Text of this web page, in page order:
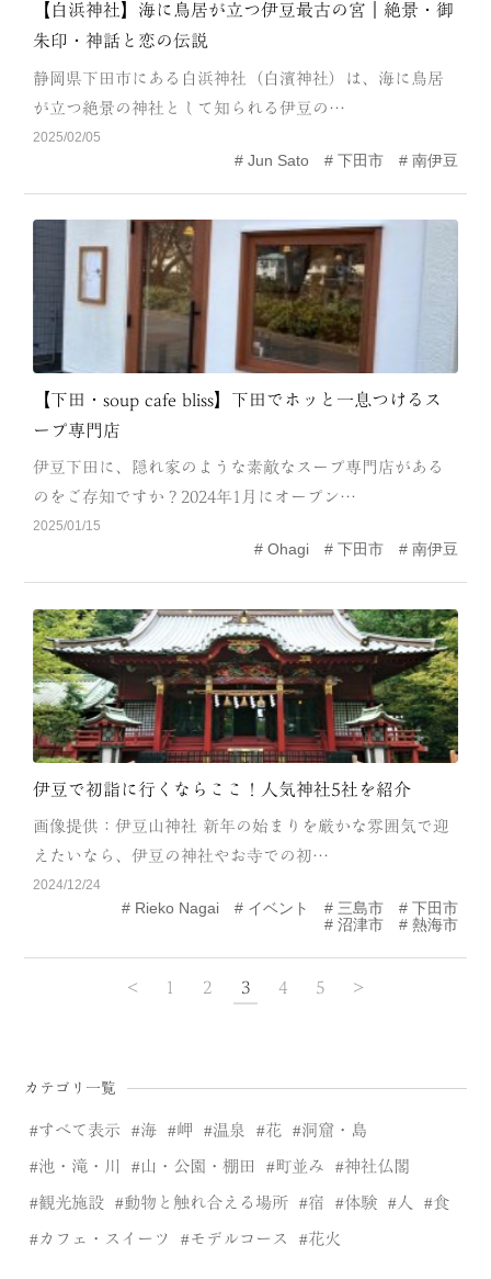
【白浜神社】海に鳥居が立つ伊豆最古の宮｜絶景・御
朱印・神話と恋の伝説
静岡県下田市にある白浜神社（白濱神社）は、海に鳥居
が立つ絶景の神社として知られる伊豆の…
2025/02/05
Jun Sato 下田市 南伊豆
【下田・soup cafe bliss】下田でホッと一息つけるス
ープ専門店
伊豆下田に、隠れ家のような素敵なスープ専門店がある
のをご存知ですか？2024年1月にオープン…
2025/01/15
Ohagi 下田市 南伊豆
伊豆で初詣に行くならここ！人気神社5社を紹介
画像提供：伊豆山神社 新年の始まりを厳かな雰囲気で迎
えたいなら、伊豆の神社やお寺での初…
2024/12/24
Rieko Nagai イベント 三島市
下田市
沼津市
熱海市
< 1 2 3 4 5 >
カテゴリ一覧
すべて表示 海 岬 温泉 花 洞窟・島
池・滝・川 山・公園・棚田 町並み 神社仏閣
観光施設 動物と触れ合える場所 宿 体験 人 食
カフェ・スイーツ モデルコース 花火